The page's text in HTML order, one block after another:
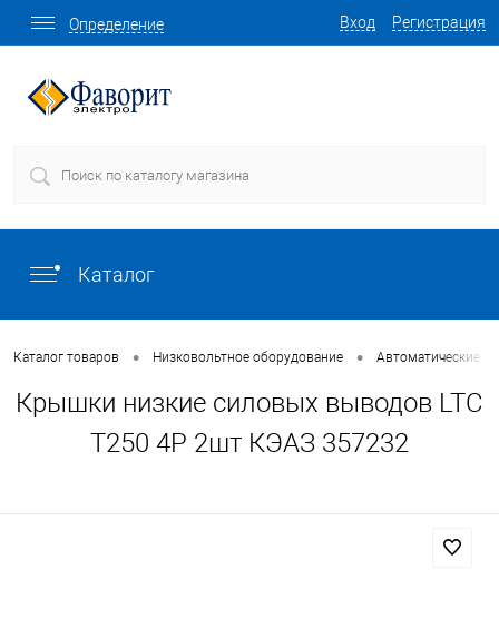
Вход Регистрация
Определение
Каталог
Каталог товаров • Низковольтное оборудование • Автоматические
Крышки низкие силовых выводов LTC
T250 4P 2шт КЭАЗ 357232